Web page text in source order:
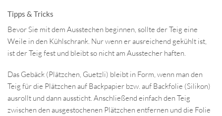
Tipps & Tricks
Bevor Sie mit dem Ausstechen beginnen, sollte der Teig eine
Weile in den Kühlschrank. Nur wenn er ausreichend gekühlt ist,
ist der Teig fest und bleibt so nicht am Ausstecher haften.
Das Gebäck (Plätzchen, Guetzli) bleibt in Form, wenn man den
Teig für die Plätzchen auf Backpapier bzw. auf Backfolie (Silikon)
ausrollt und dann aussticht. Anschließend einfach den Teig
zwischen den ausgestochenen Plätzchen entfernen und die Folie